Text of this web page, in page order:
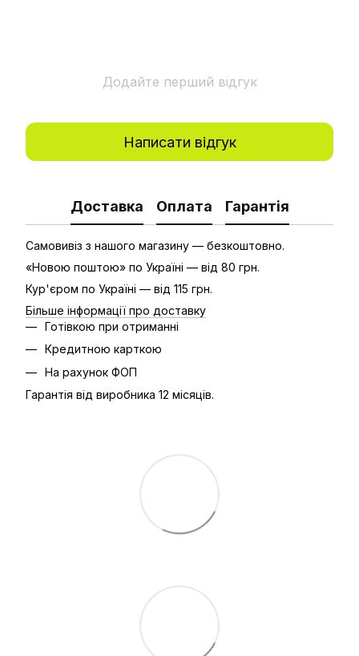
Додайте перший відгук
Написати відгук
Доставка Оплата Гарантія
Самовивіз з нашого магазину — безкоштовно.
«Новою поштою» по Україні — від 80 грн.
Кур'єром по Україні — від 115 грн.
Більше інформації про доставку
Готівкою при отриманні
Кредитною карткою
На рахунок ФОП
Гарантія від виробника 12 місяців.